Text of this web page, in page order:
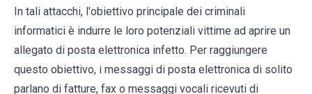
In tali attacchi, l'obiettivo principale dei criminali
informatici è indurre le loro potenziali vittime ad aprire un
allegato di posta elettronica infetto. Per raggiungere
questo obiettivo, i messaggi di posta elettronica di solito
parlano di fatture, fax o messaggi vocali ricevuti di